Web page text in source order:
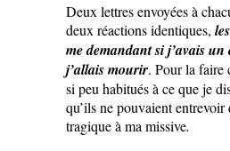
Deux lettres envoyées à
deux réactions identiques,
me demandant si j’avais un
j’allais mourir. Pour la faire
si peu habitués à ce que je
qu’ils ne pouvaient entrevoir
tragique à ma missive.